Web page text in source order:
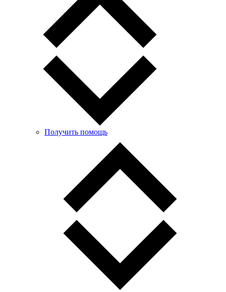
Получить помощь